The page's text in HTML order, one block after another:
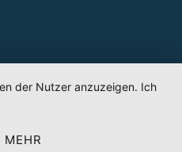
der Nutzer anzuzeigen. Ich
MEHR